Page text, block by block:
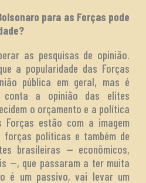
para as Forças pode
as pesquisas de opinião.
a popularidade das Forças
pública em geral, mas é
conta a opinião das elites
o orçamento e a política
Forças estão com a imagem
forças políticas e também de
brasileiras — econômicos,
—, que passaram a ter muita
é um passivo, vai levar um